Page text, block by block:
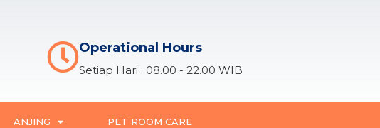
Operational Hours
Setiap Hari : 08.00 - 22.00 WIB
ANJING PET ROOM CARE